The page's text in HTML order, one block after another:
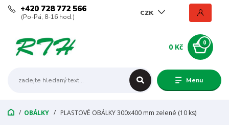
Menu
CZK
+420 728 772 566
(Po-Pá, 8-16 hod.)
0
0 Kč
OBÁLKY PLASTOVÉ OBÁLKY 300x400 mm zelené (10 ks)